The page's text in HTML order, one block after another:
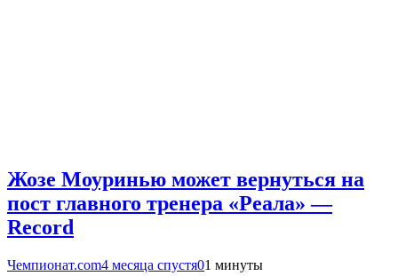
Жозе Моуринью может вернуться на
пост главного тренера «Реала» —
Record
Чемпионат.com4 месяца спустя01 минуты